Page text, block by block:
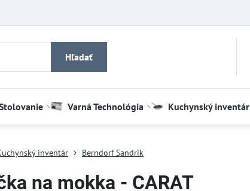
Hľadať
Varná Technológia Kuchynský inventár
inventár Berndorf Sandrik
na mokka - CARAT